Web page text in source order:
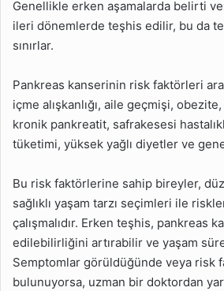
Genellikle erken aşamalarda belirti
ileri dönemlerde teşhis edilir, bu da
sınırlar.
Pankreas kanserinin risk faktörleri
içme alışkanlığı, aile geçmişi, obezite,
kronik pankreatit, safrakesesi
tüketimi, yüksek yağlı diyetler ve
Bu risk faktörlerine sahip bireyler,
sağlıklı yaşam tarzı seçimleri ile
çalışmalıdır. Erken teşhis, pankreas
edilebilirliğini artırabilir ve yaşam
Semptomlar görüldüğünde veya risk
bulunuyorsa, uzman bir doktordan